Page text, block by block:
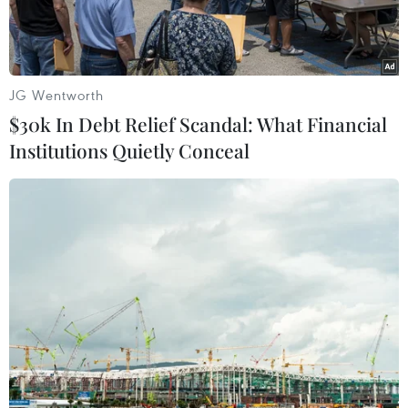
Phó Thủ tướng Chính phủ Trần Hồng Hà tiếp ông Richard Khor,
Chủ tịch Phòng Thương mại Malaysia-Việt Nam (MVCC). (Ảnh:
Trong khuôn khổ chương trình công tác của Chủ
tịch Quốc hội Trần Thanh Mẫn sang tham dự
Đại hội đồng Liên nghị viện các nước ASEAN
JG Wentworth
$30k In Debt Relief Scandal: What Financial
Institutions Quietly Conceal